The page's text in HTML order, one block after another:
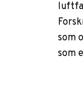
som
som